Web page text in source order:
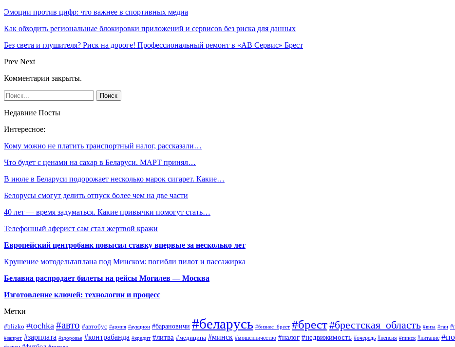
Эмоции против цифр: что важнее в спортивных медиа
Как обходить региональные блокировки приложений и сервисов без риска для данных
Без света и глушителя? Риск на дороге! Профессиональный ремонт в «АВ Сервис» Брест
Prev Next
Комментарии закрыты.
Недавние Посты
Интересное:
Кому можно не платить транспортный налог, рассказали…
Что будет с ценами на сахар в Беларуси. МАРТ принял…
В июле в Беларуси подорожает несколько марок сигарет. Какие…
Белорусы смогут делить отпуск более чем на две части
40 лет — время задуматься. Какие привычки помогут стать…
Телефонный аферист сам стал жертвой кражи
Европейский центробанк повысил ставку впервые за несколько лет
Крушение мотодельтаплана под Минском: погибли пилот и пассажирка
Белавиа распродает билеты на рейсы Могилев — Москва
Изготовление ключей: технологии и процесс
Метки
#blizko #tochka #авто #автобус #армия #аукцион #барановичи #беларусь #бизнес_брест #брест#брестская_область #виза #гаи
#запрет #зарплата #здоровье #контрабанда #кредит #литва #медицина #минск #мошенничество #налог #недвижимость #очередь #пенсия #пинск #питание